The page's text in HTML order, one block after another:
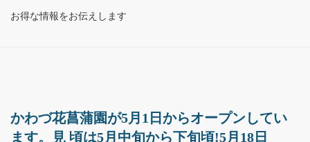
温 泉
ENGLISH
お得な情報をお伝えします
かわづ花菖蒲園が5月1日からオープンしてい
ます。見 頃は5月中旬から下旬頃!5月18日